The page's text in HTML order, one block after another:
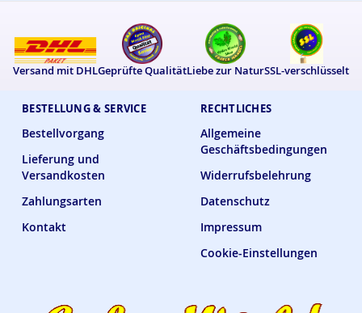
BESTELLUNG & SERVICE
Bestellvorgang
Lieferung und
Versandkosten
Zahlungsarten
Kontakt
RECHTLICHES
Allgemeine
Geschäftsbedingungen
Widerrufsbelehrung
Datenschutz
Impressum
Cookie-Einstellungen
Versand mit DHLGeprüfte QualitätLiebe zur NaturSSL-verschlüsselt